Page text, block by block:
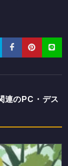
連のPC・デス